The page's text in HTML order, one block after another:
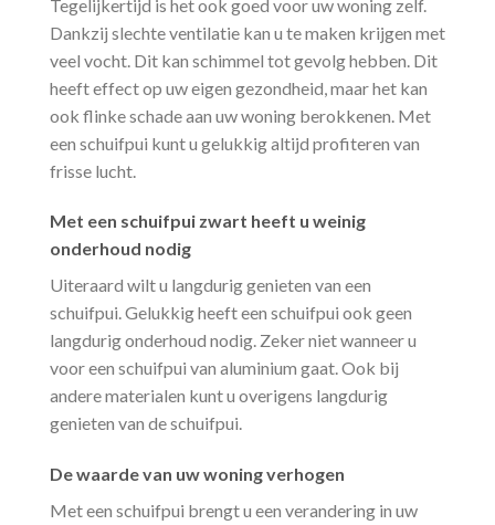
Tegelijkertijd is het ook goed voor uw woning zelf.
Dankzij slechte ventilatie kan u te maken krijgen met
veel vocht. Dit kan schimmel tot gevolg hebben. Dit
heeft effect op uw eigen gezondheid, maar het kan
ook flinke schade aan uw woning berokkenen. Met
een schuifpui kunt u gelukkig altijd profiteren van
frisse lucht.
Met een schuifpui zwart heeft u weinig
onderhoud nodig
Uiteraard wilt u langdurig genieten van een
schuifpui. Gelukkig heeft een schuifpui ook geen
langdurig onderhoud nodig. Zeker niet wanneer u
voor een schuifpui van aluminium gaat. Ook bij
andere materialen kunt u overigens langdurig
genieten van de schuifpui.
De waarde van uw woning verhogen
Met een schuifpui brengt u een verandering in uw